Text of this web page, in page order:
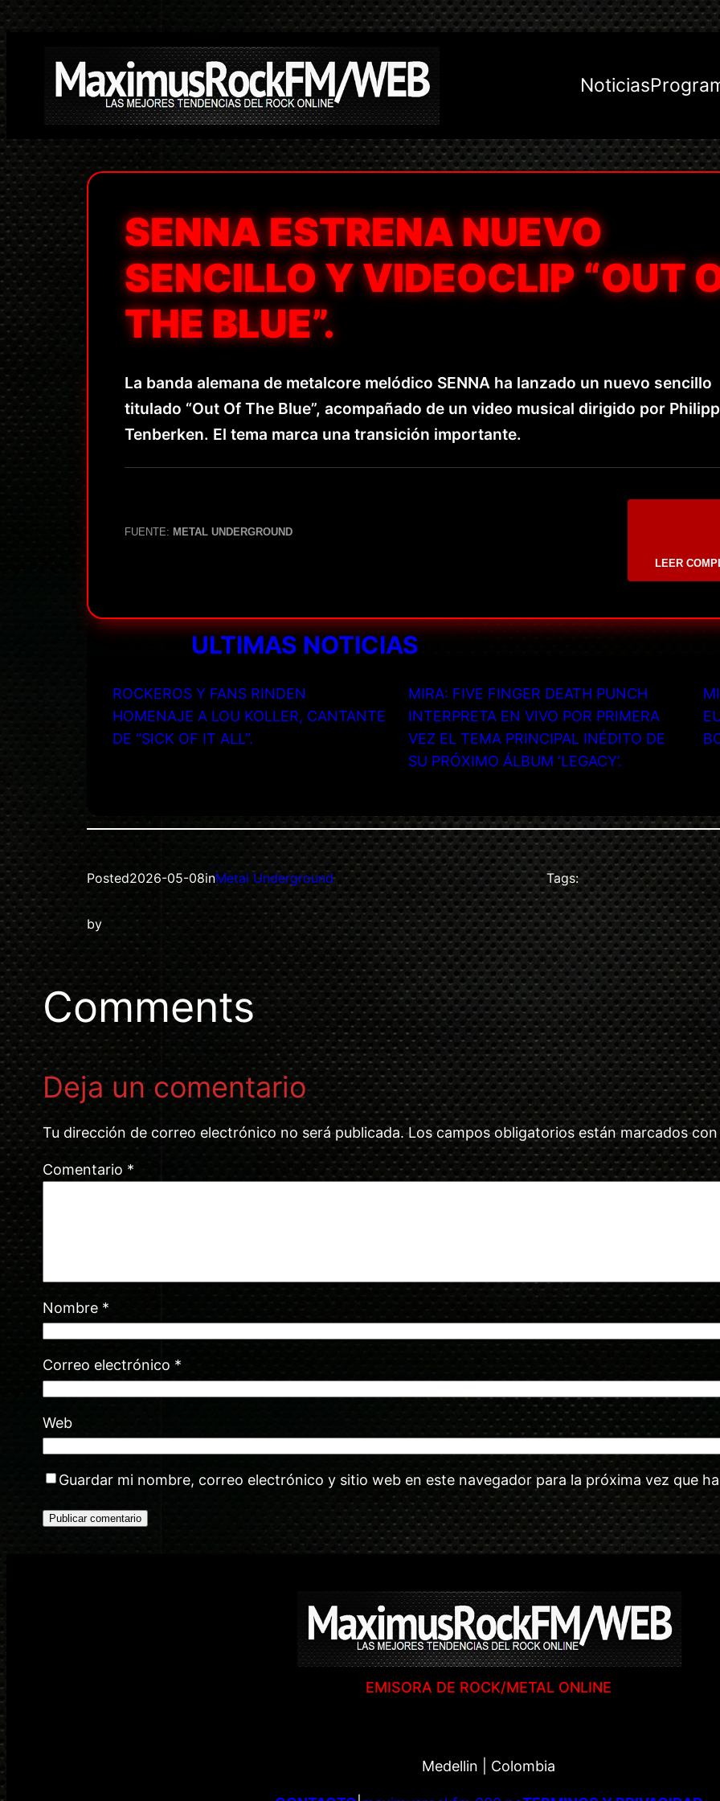
Saltar
contenido
Noticias
SENNA ESTRENA NUEVO
SENCILLO Y VIDEOCLIP “OUT
THE BLUE”.
La banda alemana de metalcore melódico SENNA ha lanzado un nuevo sencillo
titulado “Out Of The Blue”, acompañado de un video musical dirigido por Philipp
Tenberken. El tema marca una transición importante.
FUENTE: METAL UNDERGROUND
LEER
ULTIMAS NOTICIAS
ROCKEROS Y FANS RINDEN
HOMENAJE A LOU KOLLER, CANTANTE
DE “SICK OF IT ALL”.
MIRA: FIVE FINGER DEATH PUNCH
INTERPRETA EN VIVO POR PRIMERA
VEZ EL TEMA PRINCIPAL INÉDITO DE
SU PRÓXIMO ÁLBUM ‘LEGACY’.
Posted2026-05-08inMetal Underground
by
Tags:
Comments
Deja un comentario
Tu dirección de correo electrónico no será publicada. Los campos obligatorios están marcados
Comentario *
Nombre *
Correo electrónico *
Web
Guardar mi nombre, correo electrónico y sitio web en este navegador para la próxima vez que
EMISORA DE ROCK/METAL ONLINE
Medellin | Colombia